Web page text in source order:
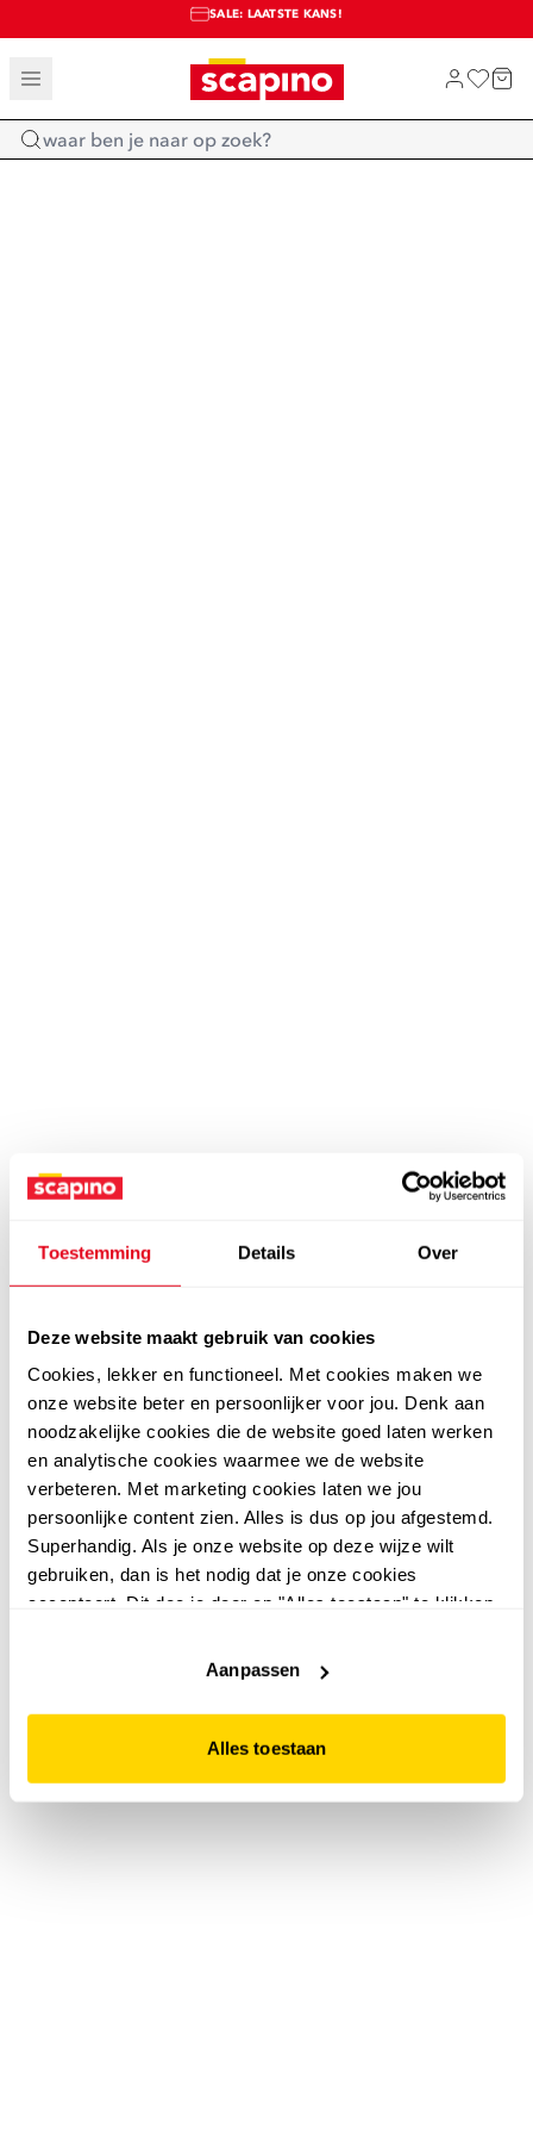
Toestemming Details Over
Deze website maakt gebruik van cookies
Cookies, lekker en functioneel. Met cookies maken we
onze website beter en persoonlijker voor jou. Denk aan
noodzakelijke cookies die de website goed laten werken
en analytische cookies waarmee we de website
verbeteren. Met marketing cookies laten we jou
persoonlijke content zien. Alles is dus op jou afgestemd.
Superhandig. Als je onze website op deze wijze wilt
gebruiken, dan is het nodig dat je onze cookies
accepteert. Dit doe je door op "Alles toestaan" te klikken.
website niet optimaal functioneert.
Aanpassen
Alles toestaan
TOT 70% KORTING OP SALE
SALE: LAATSTE KANS!
SHOP NIEUW
Home